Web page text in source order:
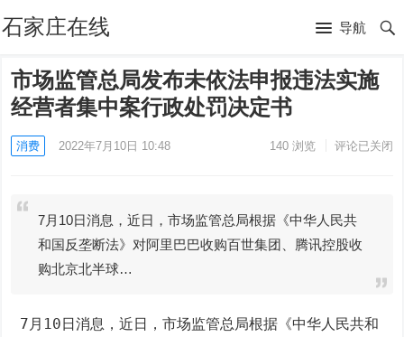
石家庄在线 导航
市场监管总局发布未依法申报违法实施
经营者集中案行政处罚决定书
消费 2022年7月10日 10:48 140浏览 评论已关闭
7月10日消息，近日，市场监管总局根据《中华人民共
和国反垄断法》对阿里巴巴收购百世集团、腾讯控股收
购北京北半球…